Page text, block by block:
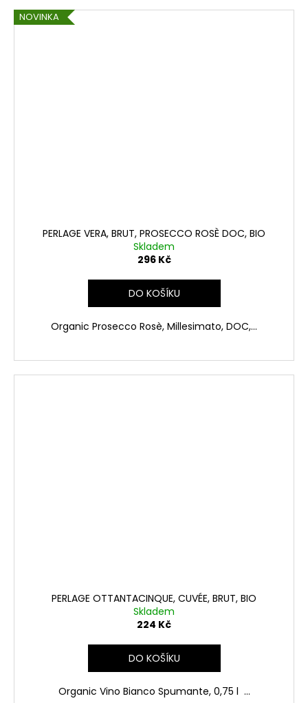
NOVINKA
PERLAGE VERA, BRUT, PROSECCO ROSÈ DOC, BIO
Skladem
296 Kč
DO KOŠÍKU
Organic Prosecco Rosè, Millesimato, DOC,...
PERLAGE OTTANTACINQUE, CUVÉE, BRUT, BIO
Skladem
224 Kč
DO KOŠÍKU
Organic Vino Bianco Spumante, 0,75 l ...